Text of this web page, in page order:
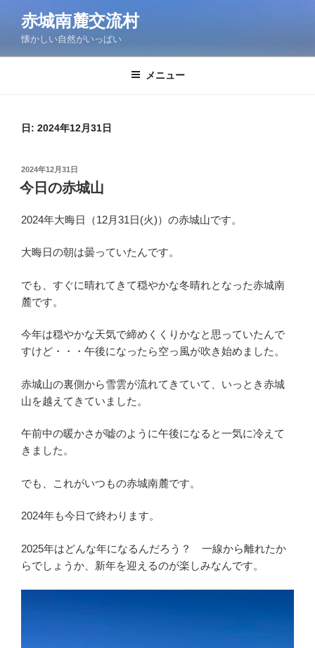
ン
赤城南麓交流村
懐かしい自然がいっぱい
メニュー
日: 2024年12月31日
投
稿
日:
2024年12月31日
今日の赤城山
2024年大晦日（12月31日(火)）の赤城山です。
大晦日の朝は曇っていたんです。
でも、すぐに晴れてきて穏やかな冬晴れとなった赤城南
麓です。
今年は穏やかな天気で締めくくりかなと思っていたんで
すけど・・・午後になったら空っ風が吹き始めました。
赤城山の裏側から雪雲が流れてきていて、いっとき赤城
山を越えてきていました。
午前中の暖かさが嘘のように午後になると一気に冷えて
きました。
でも、これがいつもの赤城南麓です。
2024年も今日で終わります。
2025年はどんな年になるんだろう？ 一線から離れたか
らでしょうか、新年を迎えるのが楽しみなんです。